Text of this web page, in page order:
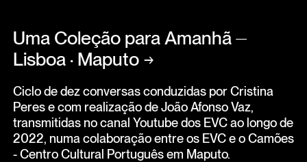
Uma Coleção para Amanhã ⏤
Lisboa · Maputo →
Ciclo de dez conversas conduzidas por Cristina
Peres e com realização de João Afonso Vaz,
transmitidas no canal Youtube dos EVC ao longo de
2022, numa colaboração entre os EVC e o Camões
- Centro Cultural Português em Maputo.